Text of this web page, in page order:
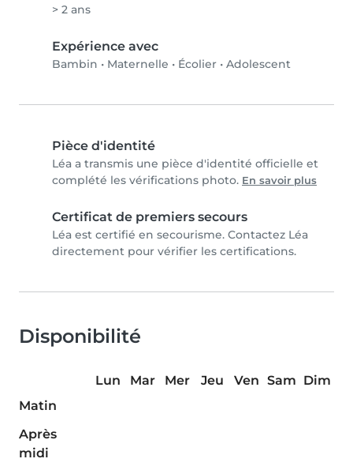
> 2 ans
Expérience avec
Bambin • Maternelle • Écolier • Adolescent
Pièce d'identité
Léa a transmis une pièce d'identité officielle et
complété les vérifications photo. En savoir plus
Certificat de premiers secours
Léa est certifié en secourisme. Contactez Léa
directement pour vérifier les certifications.
Disponibilité
Lun Mar Mer Jeu Ven Sam Dim
Matin
Après
midi